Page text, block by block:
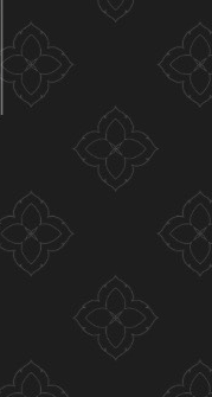
​​your personal
website without
and our privacy